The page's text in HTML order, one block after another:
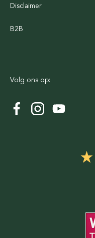
Disclaimer
B2B
Volg ons op: